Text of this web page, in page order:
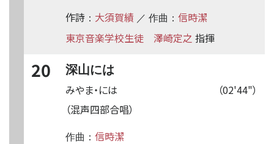
作詩 ： 大須賀績 ／ 作曲： 信時潔
東京音楽学校生徒
澤崎定之 指揮
20 深山には
（02'44"）
みやま・には
（混声四部合唱）
作曲： 信時潔